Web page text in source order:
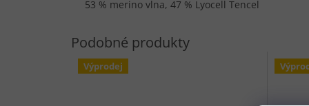
53 % merino vlna, 47 % Lyocell Tencel
Výprodej